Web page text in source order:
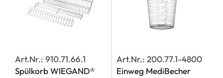
Art.Nr.: 910.71.66.1
Spülkorb WIEGAND®
Art.Nr.: 200.77.1-4800
Einweg MediBecher